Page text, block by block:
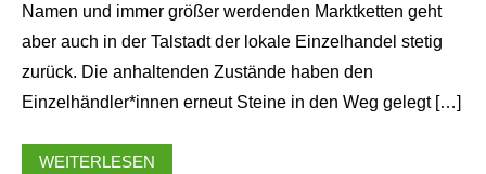
Namen und immer größer werdenden Marktketten geht
aber auch in der Talstadt der lokale Einzelhandel stetig
zurück. Die anhaltenden Zustände haben den
Einzelhändler*innen erneut Steine in den Weg gelegt […]
WEITERLESEN